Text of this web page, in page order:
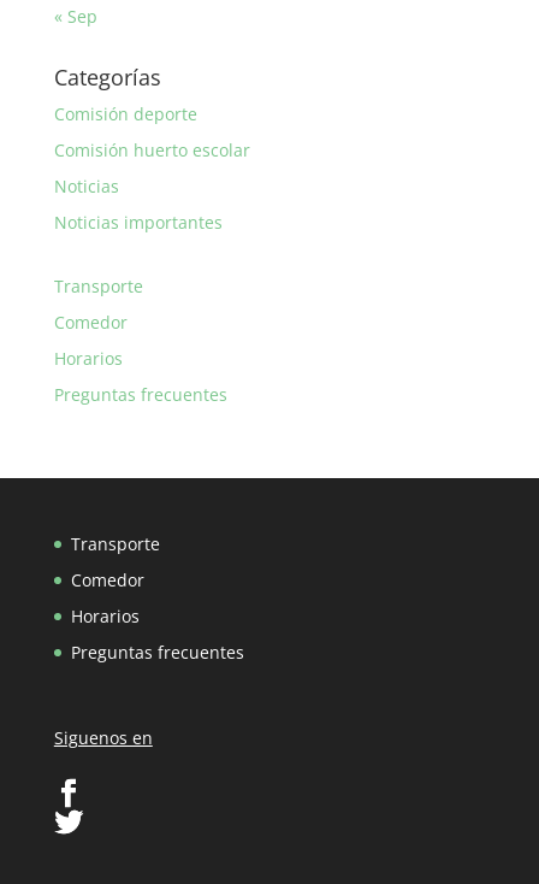
« Sep
Categorías
Comisión deporte
Comisión huerto escolar
Noticias
Noticias importantes
Transporte
Comedor
Horarios
Preguntas frecuentes
Transporte
Comedor
Horarios
Preguntas frecuentes
Siguenos en